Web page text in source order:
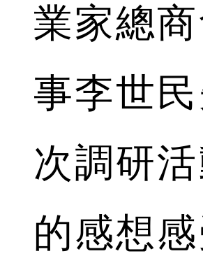
業家總
事李世
次調研
的感想